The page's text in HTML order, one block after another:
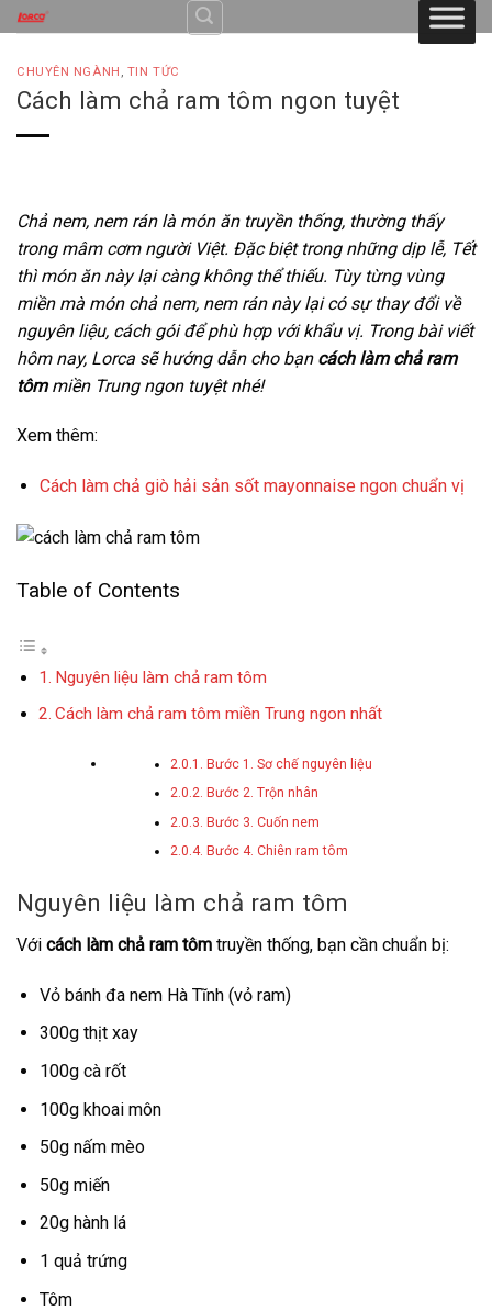
Skip
to
content
CHUYÊN NGÀNH , TIN TỨC
Cách làm chả ram tôm ngon tuyệt
Chả nem, nem rán là món ăn truyền thống, thường thấy
trong mâm cơm người Việt. Đặc biệt trong những dịp lễ, Tết
thì món ăn này lại càng không thể thiếu. Tùy từng vùng
miền mà món chả nem, nem rán này lại có sự thay đổi về
nguyên liệu, cách gói để phù hợp với khẩu vị. Trong bài viết
hôm nay, Lorca sẽ hướng dẫn cho bạn cách làm chả ram
tômmiền Trung ngon tuyệt nhé!
Xem thêm:
Cách làm chả giò hải sản sốt mayonnaise ngon chuẩn vị
Table of Contents
Nguyên liệu làm chả ram tôm
Cách làm chả ram tôm miền Trung ngon nhất
Bước 1. Sơ chế nguyên liệu
Bước 2. Trộn nhân
Bước 3. Cuốn nem
Bước 4. Chiên ram tôm
Nguyên liệu làm chả ram tôm
Với cách làm chả ram tôm truyền thống, bạn cần chuẩn bị:
Vỏ bánh đa nem Hà Tĩnh (vỏ ram)
300g thịt xay
100g cà rốt
100g khoai môn
50g nấm mèo
50g miến
20g hành lá
1 quả trứng
Tôm